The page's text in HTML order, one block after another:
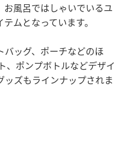
風呂ではしゃいでいるユ
ムとなっています。
ッグ、ポーチなどのほ
、ポンプボトルなどデザイ
ズもラインナップされま